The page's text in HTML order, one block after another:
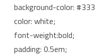
background-color:
color: white;
font-weight:bold;
padding: 0.5em;